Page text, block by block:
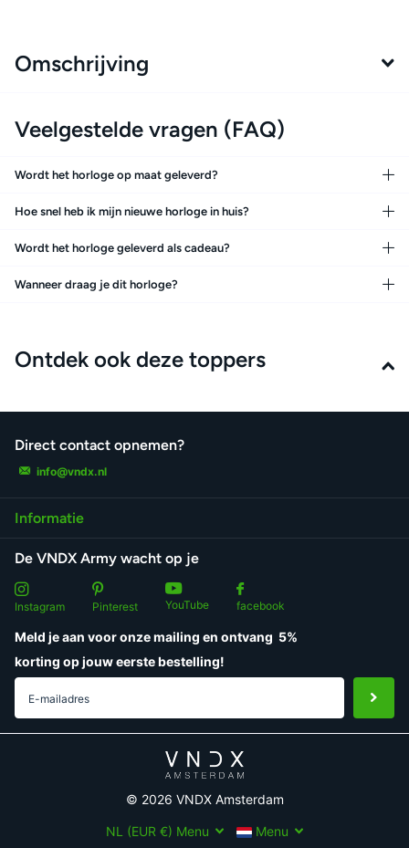
Omschrijving
Veelgestelde vragen (FAQ)
Wordt het horloge op maat geleverd?
Hoe snel heb ik mijn nieuwe horloge in huis?
Wordt het horloge geleverd als cadeau?
Wanneer draag je dit horloge?
Ontdek ook deze toppers
Direct contact opnemen?
info@vndx.nl
Informatie
De VNDX Army wacht op je
Instagram Pinterest YouTube facebook
Meld je aan voor onze mailing en ontvang 5%
korting op jouw eerste bestelling!
© 2026 VNDX Amsterdam
NL (EUR €) Menu Menu